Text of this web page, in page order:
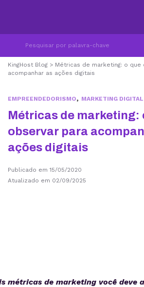
KingHost Blog > Métricas de marketing: o que
acompanhar as ações digitais
EMPREENDEDORISMO, MARKETING DIGITAL
Métricas de marketing:
observar para
ações digitais
Publicado em 15/05/2020
Atualizado em 02/09/2025
métricas de marketing você deve